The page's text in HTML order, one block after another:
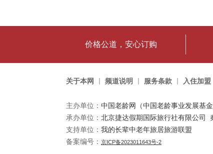
价格公道，安心订购
关于本网 频道说明 服务条款 入住加盟
主办单位： 中国老龄网（中国老龄事业发展基
承办单位：​ 北京捷达假期国际旅行社有限公司
支持单位： 我的长辈中老年旅居旅游联盟
备案编号： 京ICP备2023011643号-2